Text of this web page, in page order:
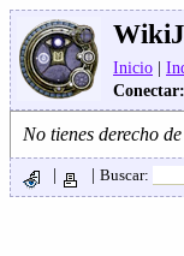
Inicio |
Conectar:
No tienes derecho
| | Buscar: